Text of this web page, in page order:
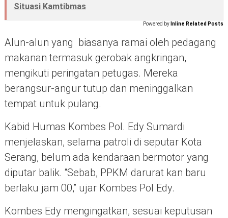
Situasi Kamtibmas
Powered by Inline Related Posts
Alun-alun yang biasanya ramai oleh pedagang
makanan termasuk gerobak angkringan,
mengikuti peringatan petugas. Mereka
berangsur-angur tutup dan meninggalkan
tempat untuk pulang.
Kabid Humas Kombes Pol. Edy Sumardi
menjelaskan, selama patroli di seputar Kota
Serang, belum ada kendaraan bermotor yang
diputar balik. “Sebab, PPKM darurat kan baru
berlaku jam 00,” ujar Kombes Pol Edy.
Kombes Edy mengingatkan, sesuai keputusan